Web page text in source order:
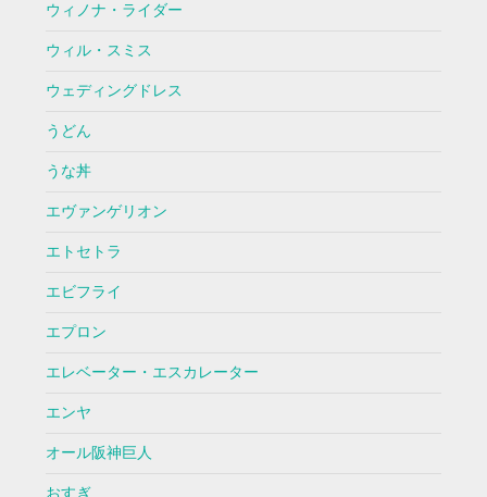
ウィノナ・ライダー
ウィル・スミス
ウェディングドレス
うどん
うな丼
エヴァンゲリオン
エトセトラ
エビフライ
エプロン
エレベーター・エスカレーター
エンヤ
オール阪神巨人